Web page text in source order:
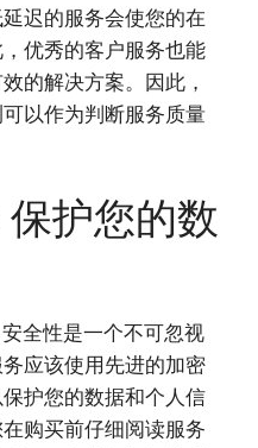
迟的服务会使您的在
优秀的客户服务也能
的解决方案。因此，
以作为判断服务质量
护您的数
全性是一个不可忽视
应该使用先进的加密
护您的数据和个人信
购买前仔细阅读服务